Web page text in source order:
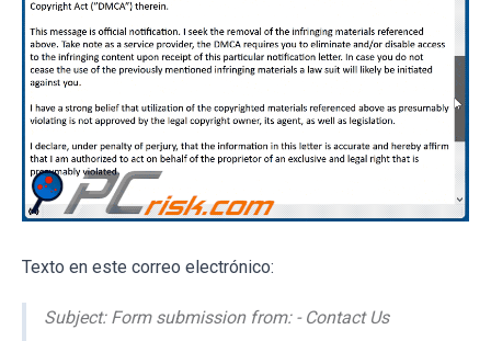
Texto en este correo electrónico:
Subject: Form submission from: - Contact Us